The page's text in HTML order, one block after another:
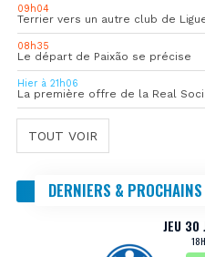
09h04
Terrier vers un autre club de
08h35
Le départ de Paixão se précise
Hier à 21h06
TOUT VOIR
DERNIERS &
JEU 30